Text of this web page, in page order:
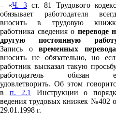
– «Ч. 3 ст. 81 Трудового
обязывает работодателя
вносить в трудовую
работника сведения о переводе
другую постоянную
Запись овременных
вносить не обязательно, но
работник высказал такую
работодатель обязан
удовлетворить. Об этом
в п. 2.1
Инструкции о
ведения трудовых книжек №402
29.01.1998 г.